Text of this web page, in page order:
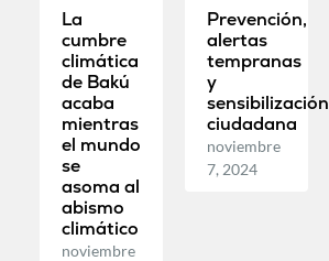
La
cumbre
climática
de Bakú
acaba
mientras
el mundo
se
asoma al
abismo
climático
noviembre
Prevención,
alertas
tempranas
y
sensibilización
ciudadana
noviembre
7, 2024